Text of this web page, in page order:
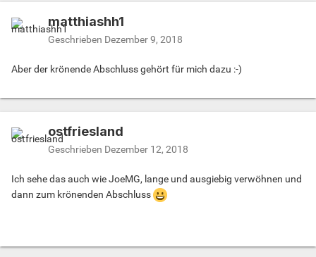
matthiashh1
Geschrieben Dezember 9, 2018
Aber der krönende Abschluss gehört für mich dazu :-)
ostfriesland
Geschrieben Dezember 12, 2018
Ich sehe das auch wie JoeMG, lange und ausgiebig verwöhnen und
dann zum krönenden Abschluss